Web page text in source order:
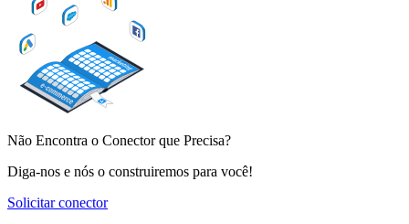
Não Encontra o Conector que Precisa?
Diga-nos e nós o construiremos para você!
Solicitar conector